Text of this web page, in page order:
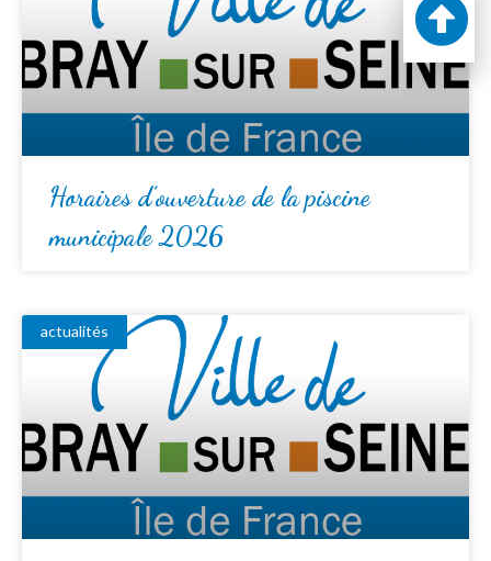
Horaires d’ouverture de la piscine
municipale 2026
actualités